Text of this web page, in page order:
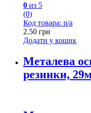
0 из 5
(0)
Код товара: n/a
2.50 грн
Додати у кошик
Металева
резинки,